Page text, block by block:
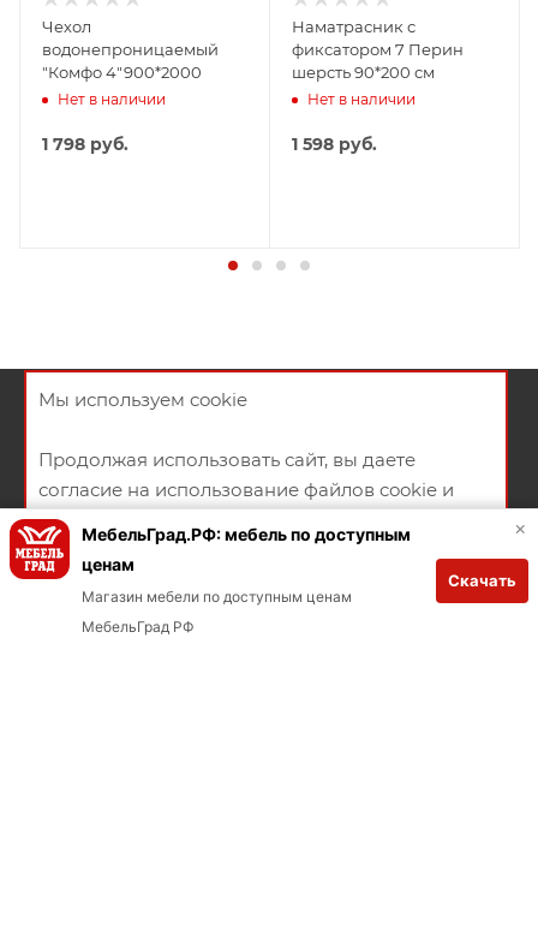
Чехол
водонепроницаемый
"Комфо 4"900*2000
Нет в наличии
1 798 руб.
Наматрасник с
фиксатором 7 Перин
шерсть 90*200 см
Нет в наличии
1 598 руб.
О КОМПАНИИ
+79146580684
Мы используем cookie
Продолжая использовать сайт, вы даете
согласие на использование файлов cookie и
политикой конфиденциальности
ХОРОШО
×
МебельГрад.РФ: мебель по доступным
ценам
Магазин мебели по доступным ценам
МебельГрад РФ
Скачать